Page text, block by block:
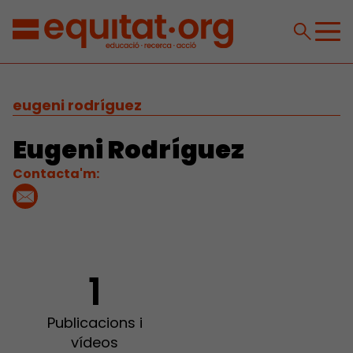
eugeni rodríguez
Eugeni Rodríguez
Contacta'm:
1
Publicacions i
vídeos